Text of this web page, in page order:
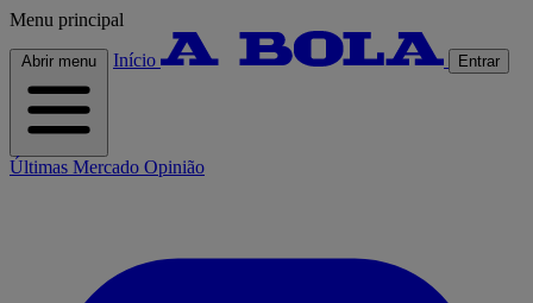
Menu principal
Abrir menu Início Entrar
Últimas Mercado Opinião